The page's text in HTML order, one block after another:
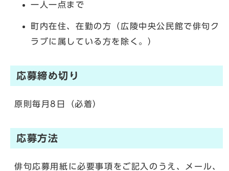
一人一点まで
町内在住、在勤の方（広陵中央公民館で俳句ク
ラブに属している方を除く。）
応募締め切り
原則毎月8日（必着）
応募方法
俳句応募用紙に必要事項をご記入のうえ、メール、